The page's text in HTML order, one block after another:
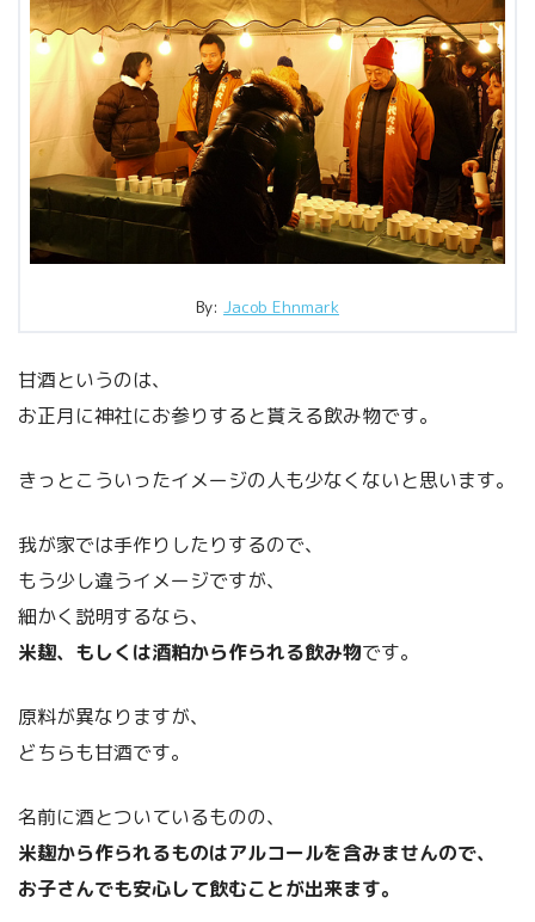
By: Jacob Ehnmark
甘酒というのは、
お正月に神社にお参りすると貰える飲み物です。
きっとこういったイメージの人も少なくないと思います。
我が家では手作りしたりするので、
もう少し違うイメージですが、
細かく説明するなら、
米麹、もしくは酒粕から作られる飲み物です。
原料が異なりますが、
どちらも甘酒です。
名前に酒とついているものの、
米麹から作られるものはアルコールを含みませんので、
お子さんでも安心して飲むことが出来ます。